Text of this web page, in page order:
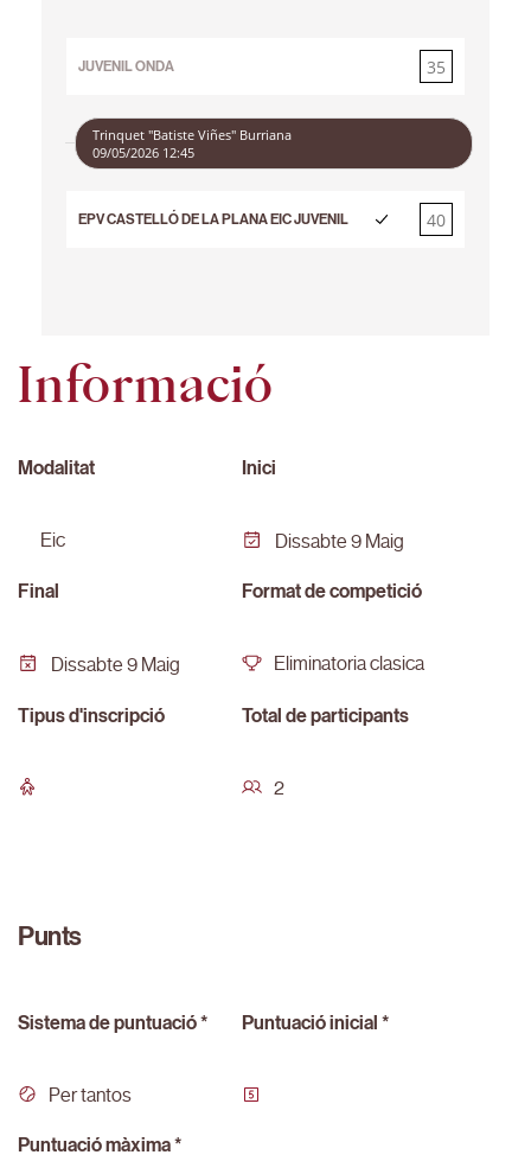
JUVENIL ONDA
35
40
EPV CASTELLÓ DE LA PLANA EIC JUVENIL
40
35
Trinquet "Batiste Viñes" Burriana
09/05/2026 12:45
Informació
Modalitat
eic
Inici
Dissabte 9 Maig
Final
Dissabte 9 Maig
Format de competició
Eliminatoria clasica
Tipus d'inscripció Total de participants
2
Punts
Sistema de puntuació *
Per tantos
Puntuació inicial *
Puntuació màxima *